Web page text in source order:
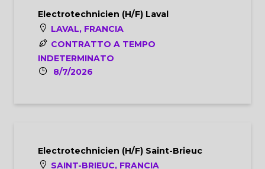
Electrotechnicien (H/F) Laval
LAVAL, FRANCIA
CONTRATTO A TEMPO
INDETERMINATO
8/7/2026
Electrotechnicien (H/F) Saint-Brieuc
SAINT-BRIEUC, FRANCIA